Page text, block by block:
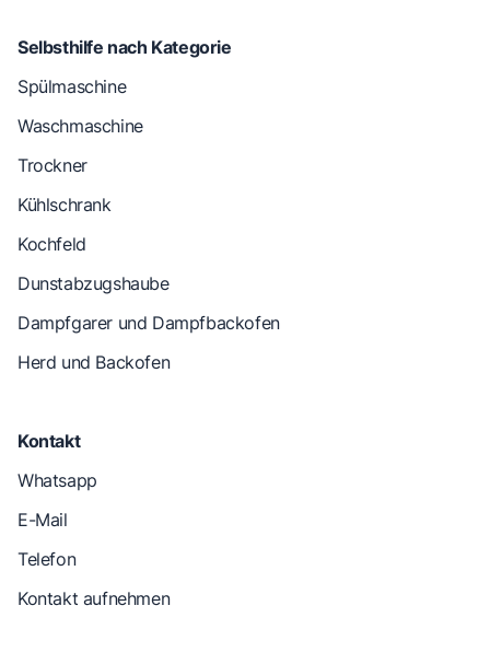
Selbsthilfe nach Kategorie
Spülmaschine
Waschmaschine
Trockner
Kühlschrank
Kochfeld
Dunstabzugshaube
Dampfgarer und Dampfbackofen
Herd und Backofen
Kontakt
Whatsapp
E-Mail
Telefon
Kontakt aufnehmen